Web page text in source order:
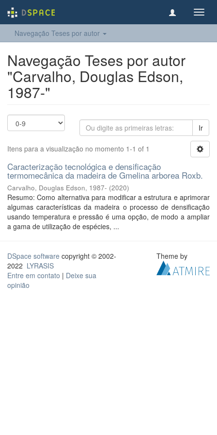
Navegação Teses por autor
Navegação Teses por autor
"Carvalho, Douglas Edson,
1987-"
Ir
Itens para a visualização no momento 1-1 of 1
Caracterização tecnológica e densificação
termomecânica da madeira de Gmelina arborea Roxb.
Carvalho, Douglas Edson, 1987- (2020)
Resumo: Como alternativa para modificar a estrutura e aprimorar
algumas características da madeira o processo de densificação
usando temperatura e pressão é uma opção, de modo a ampliar
a gama de utilização de espécies, ...
DSpace software copyright © 2002-
2022 LYRASIS
Entre em contato | Deixe sua
opinião
Theme by